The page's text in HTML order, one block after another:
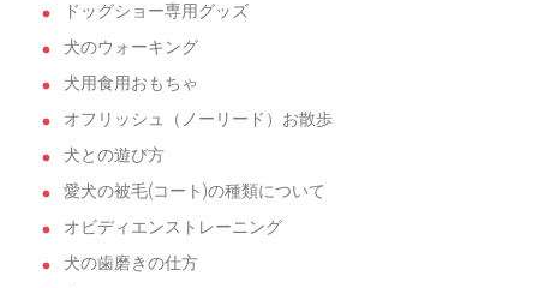
ドッグショー専用グッズ
犬のウォーキング
犬用食用おもちゃ
オフリッシュ（ノーリード）お散歩
犬との遊び方
愛犬の被毛(コート)の種類について
オビディエンストレーニング
犬の歯磨きの仕方